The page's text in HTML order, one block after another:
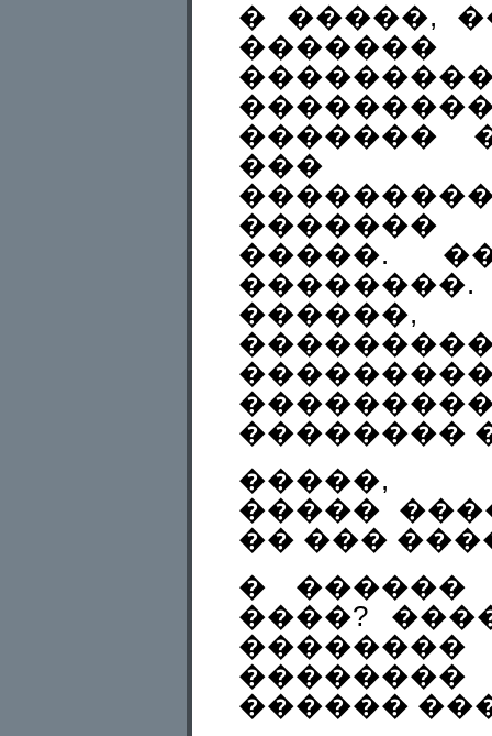
� �����,
�������
���
�����.
������,
��������
�����,
�����
�� ���
� ������
����?
������